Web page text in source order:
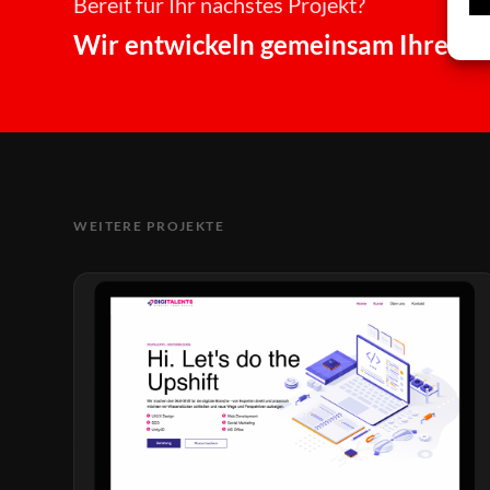
Wir entwickeln gemeinsam Ihre
WEITERE PROJEKTE